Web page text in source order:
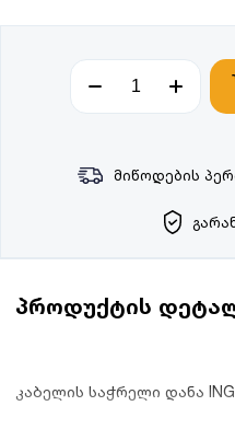
მიწოდების
პროდუქტის
კაბელის საჭრელი დანა